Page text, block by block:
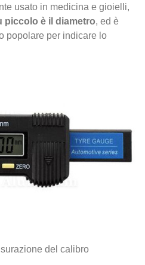
usato in medicina e gioielli,
piccolo è il diametro, ed è
popolare per indicare lo
del calibro